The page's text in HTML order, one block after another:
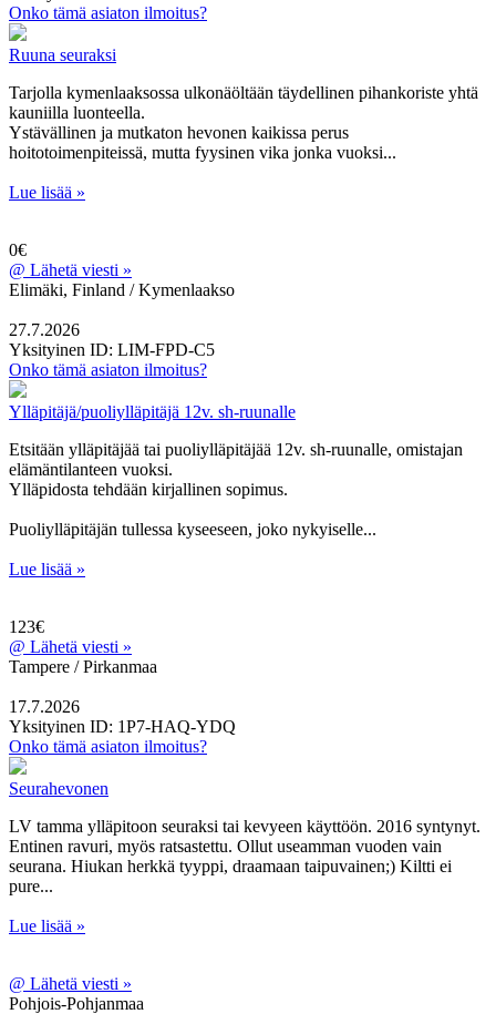
Onko tämä asiaton ilmoitus?
Ruuna seuraksi
Tarjolla kymenlaaksossa ulkonäöltään täydellinen pihankoriste yhtä
kauniilla luonteella.
Ystävällinen ja mutkaton hevonen kaikissa perus
hoitotoimenpiteissä, mutta fyysinen vika jonka vuoksi...
Lue lisää »
0€
@ Lähetä viesti »
Elimäki, Finland / Kymenlaakso
27.7.2026
Yksityinen ID: LIM-FPD-C5
Onko tämä asiaton ilmoitus?
Ylläpitäjä/puoliylläpitäjä 12v. sh-ruunalle
Etsitään ylläpitäjää tai puoliylläpitäjää 12v. sh-ruunalle, omistajan
elämäntilanteen vuoksi.
Ylläpidosta tehdään kirjallinen sopimus.
Puoliylläpitäjän tullessa kyseeseen, joko nykyiselle...
Lue lisää »
123€
@ Lähetä viesti »
Tampere / Pirkanmaa
17.7.2026
Yksityinen ID: 1P7-HAQ-YDQ
Onko tämä asiaton ilmoitus?
Seurahevonen
LV tamma ylläpitoon seuraksi tai kevyeen käyttöön. 2016 syntynyt.
Entinen ravuri, myös ratsastettu. Ollut useamman vuoden vain
seurana. Hiukan herkkä tyyppi, draamaan taipuvainen;) Kiltti ei
pure...
Lue lisää »
@ Lähetä viesti »
Pohjois-Pohjanmaa